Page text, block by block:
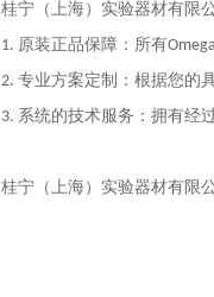
桂宁（上海）实验器材有限
1. 原装正品保障：所有
2. 专业方案定制：根据您的
3. 系统的技术服务：拥有经
桂宁（上海）实验器材有限